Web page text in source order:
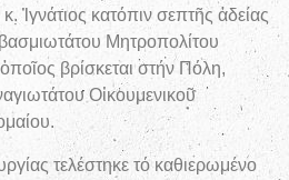
Ἰγνάτιος κατόπιν σεπτῆς ἀδείας
Μητροπολίτου
βρίσκεται στήν Πόλη,
Οἰκουμενικοῦ
τελέστηκε τό καθιερωμένο